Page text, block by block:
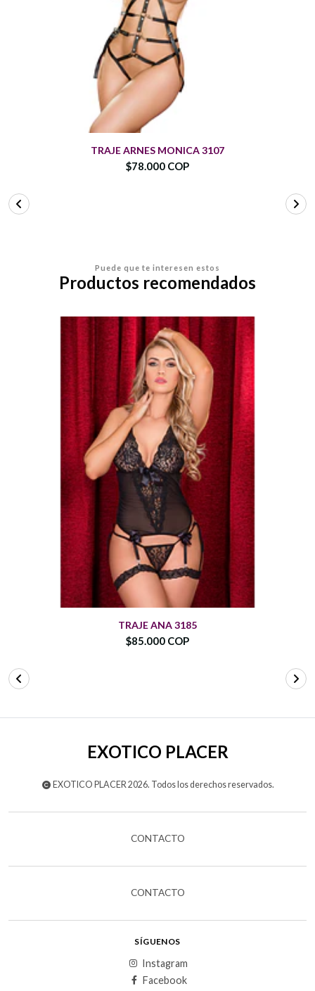
TRAJE ARNES MONICA 3107
$78.000 COP
Puede que te interesen estos
Productos recomendados
TRAJE ANA 3185
$85.000 COP
EXOTICO PLACER
EXOTICO PLACER 2026. Todos los derechos reservados.
CONTACTO
CONTACTO
SÍGUENOS
Instagram
Facebook